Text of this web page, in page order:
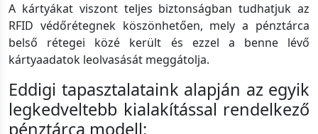
A kártyákat viszont teljes biztonságban tudhatjuk az
RFID védőrétegnek köszönhetően, mely a pénztárca
belső rétegei közé került és ezzel a benne lévő
kártyaadatok leolvasását meggátolja.
Eddigi tapasztalataink alapján az egyik
legkedveltebb kialakítással rendelkező
pénztárca modell: